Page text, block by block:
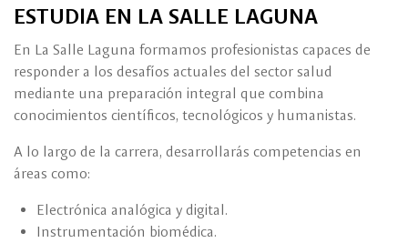
ESTUDIA EN LA SALLE LAGUNA
En La Salle Laguna formamos profesionistas capaces de
responder a los desafíos actuales del sector salud
mediante una preparación integral que combina
conocimientos científicos, tecnológicos y humanistas.
A lo largo de la carrera, desarrollarás competencias en
áreas como:
Electrónica analógica y digital.
Instrumentación biomédica.